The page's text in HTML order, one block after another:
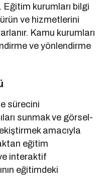
kurumları bilgi
ve hizmetlerini
Kamu kurumları
ve yönlendirme
sürecini
sunmak ve görsel-
amacıyla
eğitim
interaktif
eğitimdeki